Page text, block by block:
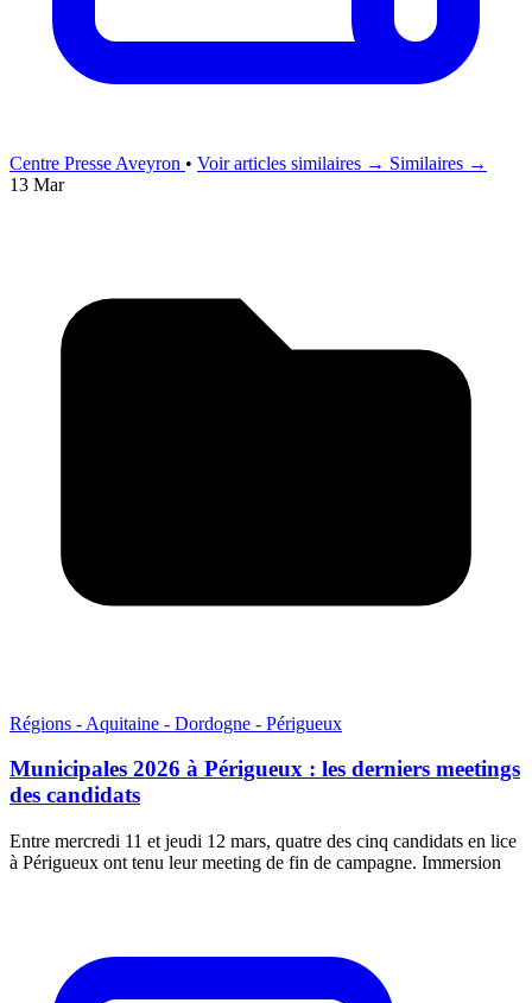
Centre Presse Aveyron • Voir articles similaires → Similaires →
13 Mar
Régions - Aquitaine - Dordogne - Périgueux
Municipales 2026 à Périgueux : les derniers meetings
des candidats
Entre mercredi 11 et jeudi 12 mars, quatre des cinq candidats en lice
à Périgueux ont tenu leur meeting de fin de campagne. Immersion